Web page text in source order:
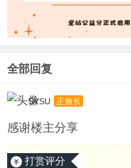
全部回复
SYSU 正旅长
感谢楼主分享
打赏评分